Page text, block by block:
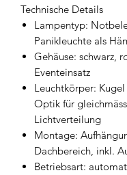
Technische Details
Lampentyp:
Panikleuchte als
Gehäuse: schwarz,
Eventeinsatz
Leuchtkörper:
Optik für
Lichtverteilung
Montage:
Dachbereich, inkl.
Betriebsart: